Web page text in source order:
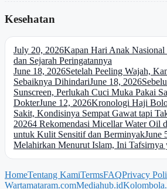
Kesehatan
July 20, 2026Kapan Hari Anak Nasional
dan Sejarah Peringatannya
June 18, 2026Setelah Peeling Wajah,
Sebaiknya DihindariJune 18, 2026
Sunscreen, Perlukah Cuci Muka Pakai
DokterJune 12, 2026Kronologi Haji
Sakit, Kondisinya Sempat Gawat tapi
20264 Rekomendasi Micellar Water Oil
untuk Kulit Sensitif dan BerminyakJune
Melahirkan Menurut Islam, Ini Tafsirnya
HomeTentang KamiTermsFAQPrivacy
Wartamataram.comMediahub.id